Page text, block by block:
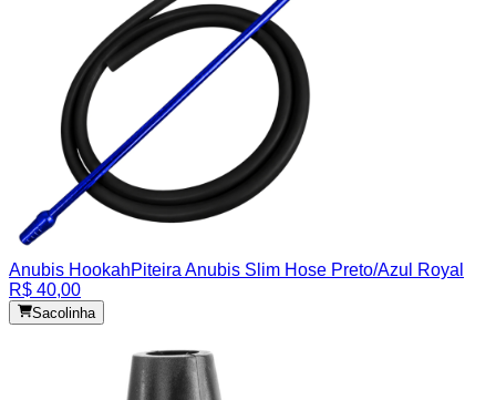
Anubis HookahPiteira Anubis Slim Hose Preto/Azul Royal
R$ 40,00
Sacolinha